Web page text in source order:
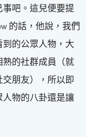
吧。這兒便要提
的話，他說，我們
的公眾人物，大
的社群成員（就
朋友），所以即
物的八卦還是讓